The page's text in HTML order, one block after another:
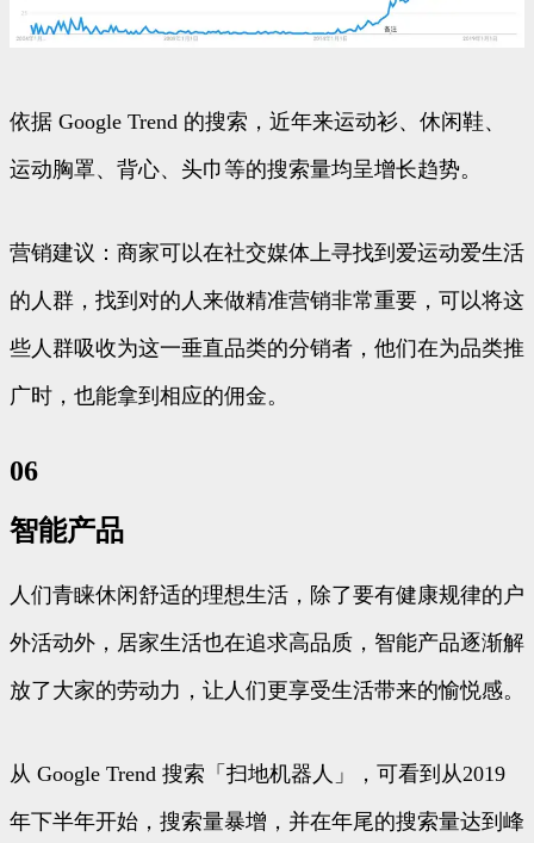
依据 Google Trend 的搜索，近年来运动衫、休闲鞋、
运动胸罩、背心、头巾等的搜索量均呈增长趋势。
营销建议：商家可以在社交媒体上寻找到爱运动爱生活
的人群，找到对的人来做精准营销非常重要，可以将这
些人群吸收为这一垂直品类的分销者，他们在为品类推
广时，也能拿到相应的佣金。
06
智能产品
人们青睐休闲舒适的理想生活，除了要有健康规律的户
外活动外，居家生活也在追求高品质，智能产品逐渐解
放了大家的劳动力，让人们更享受生活带来的愉悦感。
从 Google Trend 搜索「扫地机器人」，可看到从2019
年下半年开始，搜索量暴增，并在年尾的搜索量达到峰